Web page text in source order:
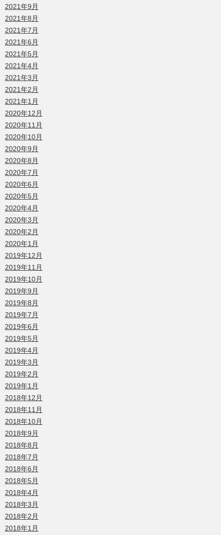
2021年9月
2021年8月
2021年7月
2021年6月
2021年5月
2021年4月
2021年3月
2021年2月
2021年1月
2020年12月
2020年11月
2020年10月
2020年9月
2020年8月
2020年7月
2020年6月
2020年5月
2020年4月
2020年3月
2020年2月
2020年1月
2019年12月
2019年11月
2019年10月
2019年9月
2019年8月
2019年7月
2019年6月
2019年5月
2019年4月
2019年3月
2019年2月
2019年1月
2018年12月
2018年11月
2018年10月
2018年9月
2018年8月
2018年7月
2018年6月
2018年5月
2018年4月
2018年3月
2018年2月
2018年1月